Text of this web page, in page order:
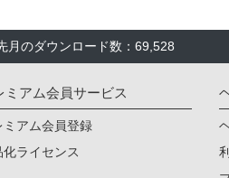
月のダウンロード数：69,528
ミアム会員サービス
ミアム会員登録
化ライセンス